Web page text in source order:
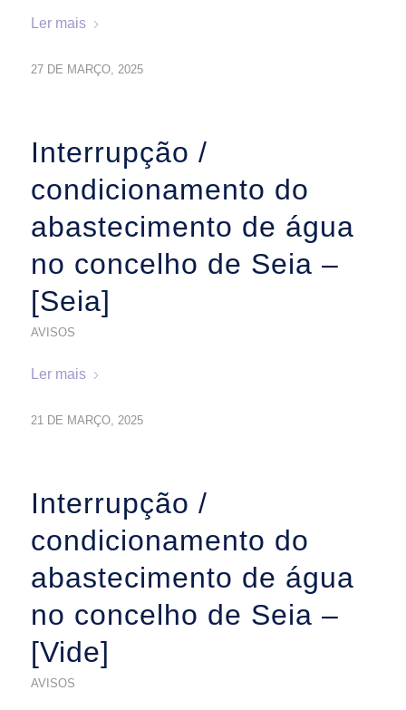
Ler mais
27 DE MARÇO, 2025
Interrupção /
condicionamento do
abastecimento de água
no concelho de Seia –
[Seia]
AVISOS
Ler mais
21 DE MARÇO, 2025
Interrupção /
condicionamento do
abastecimento de água
no concelho de Seia –
[Vide]
AVISOS